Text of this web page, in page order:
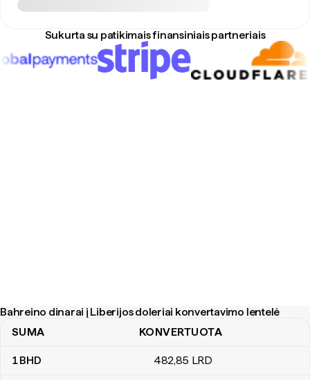
Sukurta su patikimais finansiniais partneriais
Bahreino dinarai į Liberijos doleriai konvertavimo lentelė
Bahreino dinarai į Liberijos doleriai konvertavimo lentelė
SUMA KONVERTUOTA
1BHD 482,85 LRD